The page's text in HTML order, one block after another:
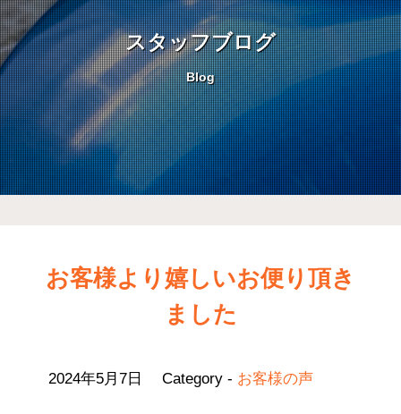
スタッフブログ
Blog
お客様より嬉しいお便り頂き
ました
2024年5月7日 Category - お客様の声